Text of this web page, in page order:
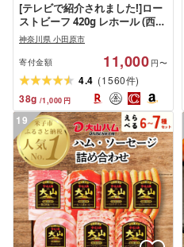
[テレビで紹介されました!]ロー
ストビーフ 420g レホール (西洋
わさび)・ソース付き ふるさと
納税 [牛肉 国産 お肉 オードブル
国産牛ローストビーフ 約
420g(4〜5人前) ローストビーフ
ソース レホール 神奈川県 小田
原市 ]
神奈川県 小田原市
寄付金額 11,000 円〜
4.4 (1560件)
38g /1,000 円
19